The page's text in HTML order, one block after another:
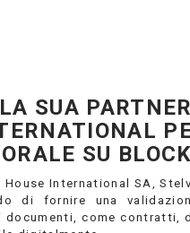
SUA
SU
International SA,
di fornire una
come contratti,